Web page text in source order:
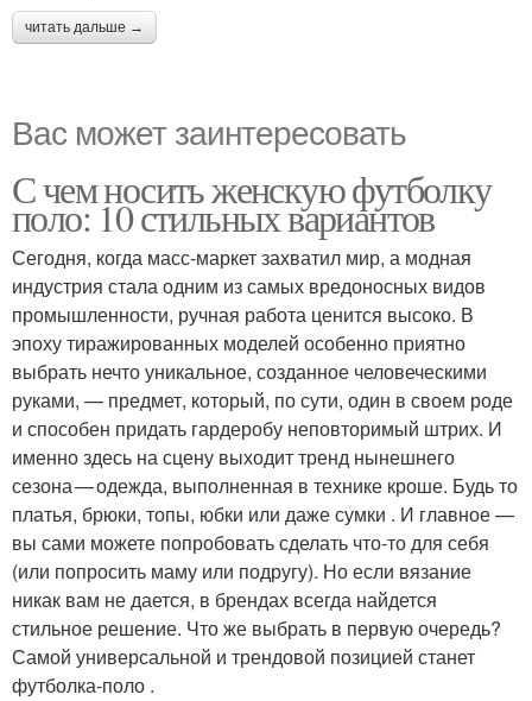
читать дальше →
Вас может заинтересовать
С чем носить женскую футболку
поло: 10 стильных вариантов
Сегодня, когда масс-маркет захватил мир, а модная
индустрия стала одним из самых вредоносных видов
промышленности, ручная работа ценится высоко. В
эпоху тиражированных моделей особенно приятно
выбрать нечто уникальное, созданное человеческими
руками, — предмет, который, по сути, один в своем роде
и способен придать гардеробу неповторимый штрих. И
именно здесь на сцену выходит тренд нынешнего
сезона — одежда, выполненная в технике кроше. Будь то
платья, брюки, топы, юбки или даже сумки . И главное —
вы сами можете попробовать сделать что-то для себя
(или попросить маму или подругу). Но если вязание
никак вам не дается, в брендах всегда найдется
стильное решение. Что же выбрать в первую очередь?
Самой универсальной и трендовой позицией станет
футболка‑поло .